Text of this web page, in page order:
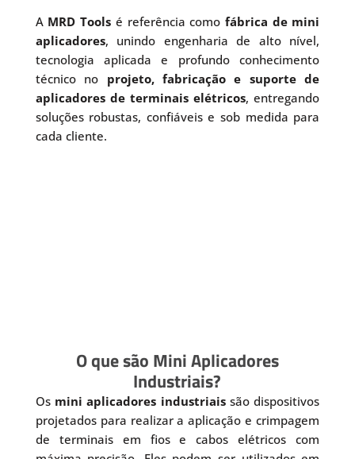
A MRD Tools é referência como fábrica de mini
aplicadores, unindo engenharia de alto nível,
tecnologia aplicada e profundo conhecimento
técnico no projeto, fabricação e suporte de
aplicadores de terminais elétricos, entregando
soluções robustas, confiáveis e sob medida para
cada cliente.
O que são Mini Aplicadores
Industriais?
Os mini aplicadores industriaissão dispositivos
projetados para realizar a aplicação e crimpagem
de terminais em fios e cabos elétricos com